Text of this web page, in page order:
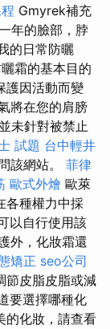
Gmyrek補充
年的臉部，脖
的日常防曬
霜的基本目的
護因活動而變
將在您的肩膀
未針對被禁止
試題 台中輕井
該網站。 菲律
歐式外燴 歐萊
各種權力中採
以自行使用該
外，化妝霜還
矯正 seo公司
節皮脂皮脂或減
要選擇哪種化
的化妝，請查看